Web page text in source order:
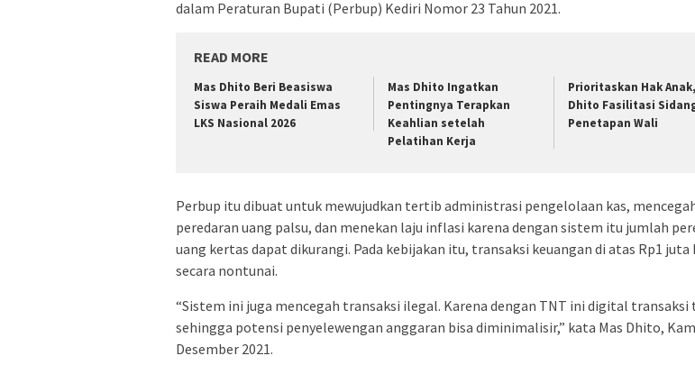
dalam Peraturan Bupati (Perbup) Kediri Nomor 23 Tahun 2021.
READ MORE
Mas Dhito Beri Beasiswa
Siswa Peraih Medali Emas
LKS Nasional 2026
Mas Dhito Ingatkan
Pentingnya Terapkan
Keahlian setelah
Pelatihan Kerja
Prioritaskan Hak
Dhito Fasilitasi
Penetapan Wali
Perbup itu dibuat untuk mewujudkan tertib administrasi pengelolaan kas,
peredaran uang palsu, dan menekan laju inflasi karena dengan sistem itu jumlah
uang kertas dapat dikurangi. Pada kebijakan itu, transaksi keuangan di atas Rp1 juta
secara nontunai.
“Sistem ini juga mencegah transaksi ilegal. Karena dengan TNT ini digital
sehingga potensi penyelewengan anggaran bisa diminimalisir,” kata Mas Dhito,
Desember 2021.